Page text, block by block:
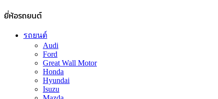
ยี่ห้อรถยนต์
รถยนต์
Audi
Ford
Great Wall Motor
Honda
Hyundai
Isuzu